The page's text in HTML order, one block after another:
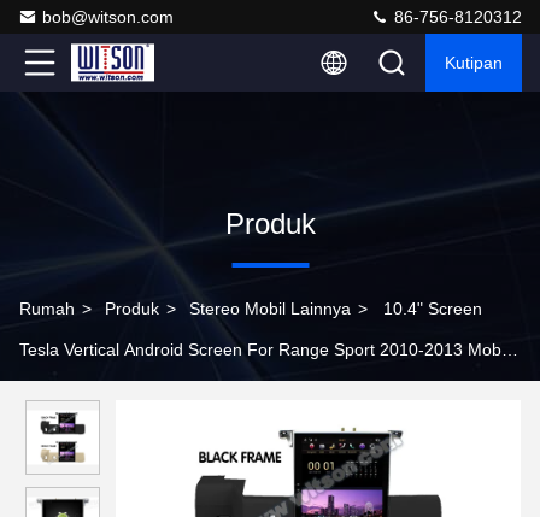
bob@witson.com 86-756-8120312
Kutipan
Produk
Rumah > Produk > Stereo Mobil Lainnya > 10.4" Screen
Tesla Vertical Android Screen For Range Sport 2010-2013 Mobil